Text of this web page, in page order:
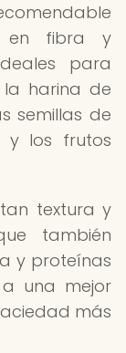
en fibra y
para
la harina de
semillas de
los frutos
textura y
también
y proteínas
una mejor
más